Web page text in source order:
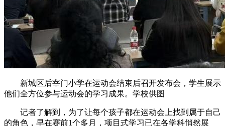
新城区后宰门小学在运动会结束后召开发布会，学生展示
他们全方位参与运动会的学习成果。学校供图
记者了解到，为了让每个孩子都在运动会上找到属于自己
的角色，早在赛前1个多月，项目式学习已在各学科悄然展